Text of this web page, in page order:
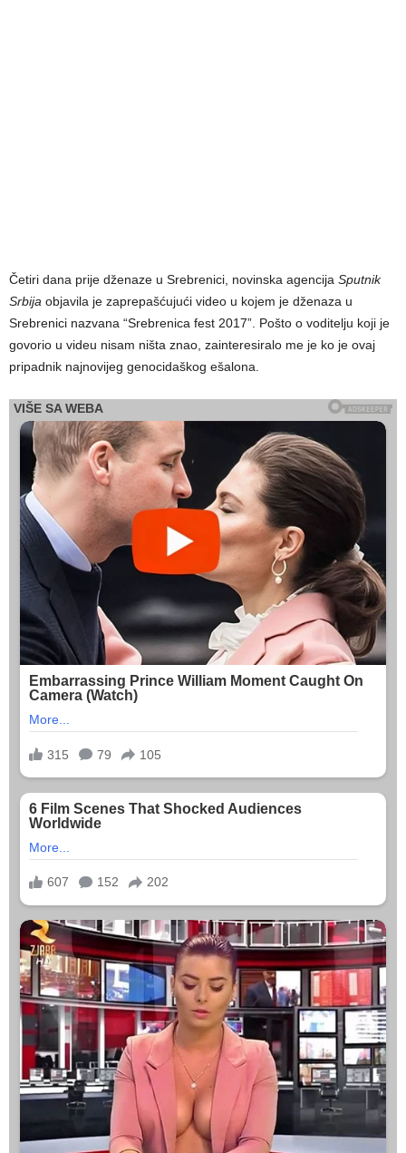
Četiri dana prije dženaze u Srebrenici, novinska agencija Sputnik
Srbija objavila je zaprepašćujući video u kojem je dženaza u
Srebrenici nazvana “Srebrenica fest 2017”. Pošto o voditelju koji je
govorio u videu nisam ništa znao, zainteresiralo me je ko je ovaj
pripadnik najnovijeg genocidaškog ešalona.